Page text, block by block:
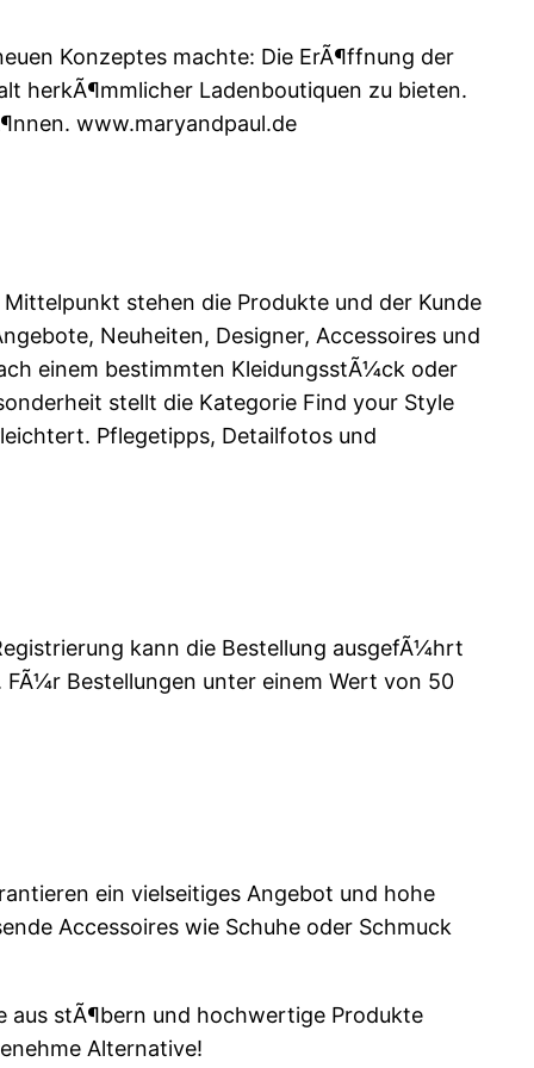
Konzeptes machte: Die ErÃ¶ffnung der
herkÃ¶mmlicher Ladenboutiquen zu bieten.
www.maryandpaul.de
stehen die Produkte und der Kunde
Neuheiten, Designer, Accessoires und
einem bestimmten KleidungsstÃ¼ck oder
stellt die Kategorie Find your Style
Pflegetipps, Detailfotos und
kann die Bestellung ausgefÃ¼hrt
Bestellungen unter einem Wert von 50
ein vielseitiges Angebot und hohe
Accessoires wie Schuhe oder Schmuck
aus stÃ¶bern und hochwertige Produkte
Alternative!